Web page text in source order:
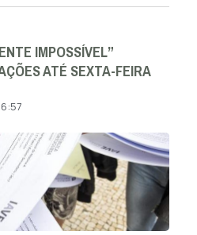
IMPOSSÍVEL”
ATÉ SEXTA-FEIRA